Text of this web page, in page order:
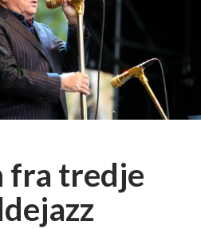
fra tredje